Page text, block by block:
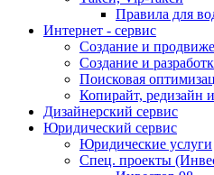
Правила для
Интернет - сервис
Создание и
Создание и
Поисковая
Копирайт, редизайн
Дизайнерский сервис
Юридический сервис
Юридические услуги
Спец. проекты